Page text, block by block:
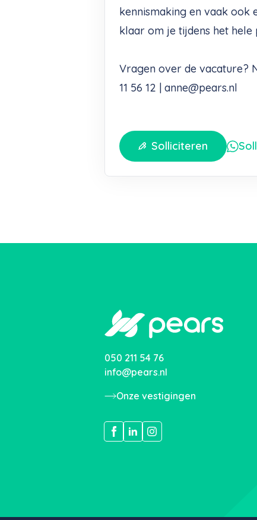
kennismaking en vaak ook
klaar om je tijdens het hele
Vragen over de vacature?
11 56 12 | anne@pears.nl
Solliciteren
050 211 54 76
info@pears.nl
Onze vestigingen